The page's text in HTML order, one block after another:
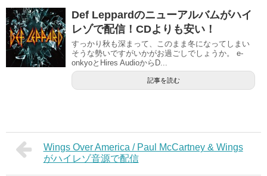
Def Leppardのニューアルバムがハイ
レゾで配信！CDよりも安い！
すっかり秋も深まって、このまま冬になってしまい
そうな勢いですがいかがお過ごしでしょうか。 e-
onkyoとHires AudioからD...
記事を読む
Wings Over America / Paul McCartney & Wings
がハイレゾ音源で配信